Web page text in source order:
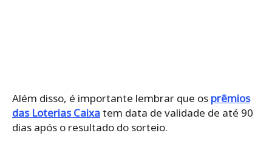
Além disso, é importante lembrar que os prêmios
das Loterias Caixatem data de validade de até 90
dias após o resultado do sorteio.